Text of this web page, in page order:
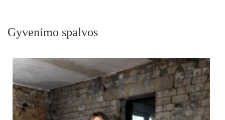
Gyvenimo spalvos